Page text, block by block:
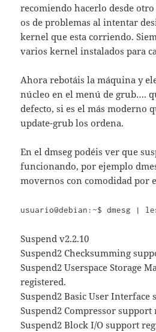
recomiendo hacerlo desde
os de problemas al intentar
kernel que esta corriendo.
varios kernel instalados para
Ahora rebotáis la máquina y
núcleo en el menú de grub….
defecto, si es el más moderno
update-grub los ordena.
En el dmseg podéis ver que
funcionando, por ejemplo
movernos con comodidad por
usuario@debian:~$ dmesg |
Suspend v2.2.10
Suspend2 Checksumming
Suspend2 Userspace Storage
registered.
Suspend2 Basic User Interface
Suspend2 Compressor support
Suspend2 Block I/O support